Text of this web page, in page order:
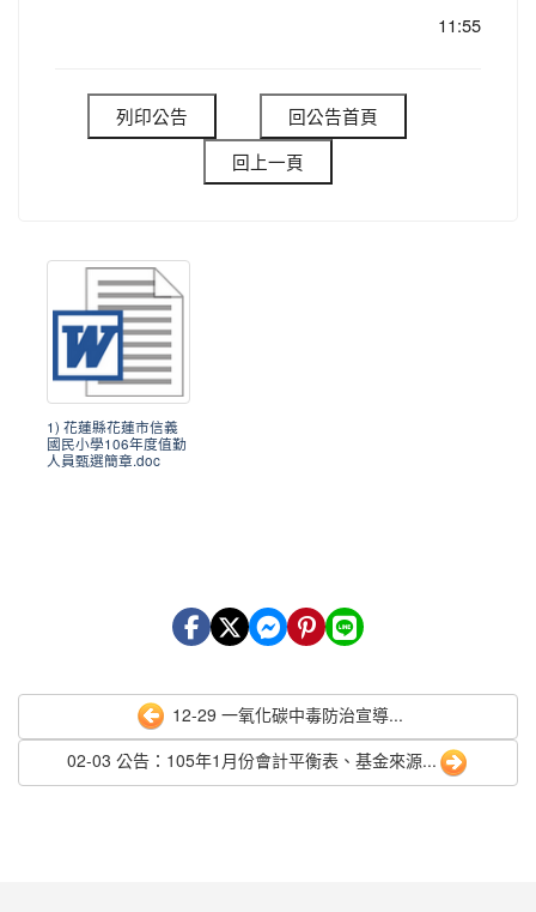
11:55
1) 花蓮縣花蓮市信義
國民小學106年度值勤
人員甄選簡章.doc
12-29 一氧化碳中毒防治宣導...
02-03 公告：105年1月份會計平衡表、基金來源...